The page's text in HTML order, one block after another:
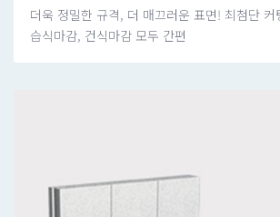
더욱 정밀한 규격, 더 매끄러운 표면! 최첨단 커
습식마감, 건식마감 모두 간편